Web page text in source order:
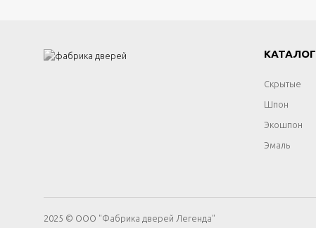
КАТАЛОГ
Скрытые
Шпон
Экошпон
Эмаль
2025 © ООО "Фабрика дверей Легенда"